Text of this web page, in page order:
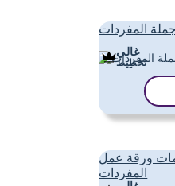
المفردات
غالي
تَخطِيط
ورقة عمل
المفردات